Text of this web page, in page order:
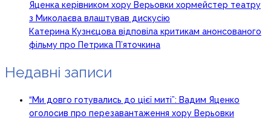
Яценка керівником хору Верьовки хормейстер театру
з Миколаєва влаштував дискусію
Катерина Кузнєцова відповіла критикам анонсованого
фільму про Петрика П’яточкина
Недавні записи
“Ми довго готувались до цієї миті”: Вадим Яценко
оголосив про перезавантаження хору Верьовки